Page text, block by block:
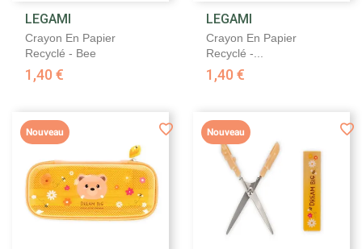
LEGAMI
Crayon En Papier
Recyclé - Bee
1,40 €
LEGAMI
Crayon En Papier
Recyclé -...
1,40 €
Nouveau Nouveau